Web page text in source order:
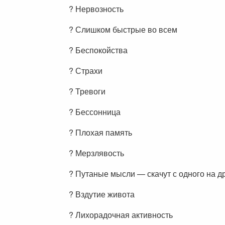
? Нервозность
? Слишком быстрые во всем
? Беспокойства
? Страхи
? Тревоги
? Бессонница
? Плохая память
? Мерзлявость
? Путаные мысли — скачут с одного на
? Вздутие живота
? Лихорадочная активность